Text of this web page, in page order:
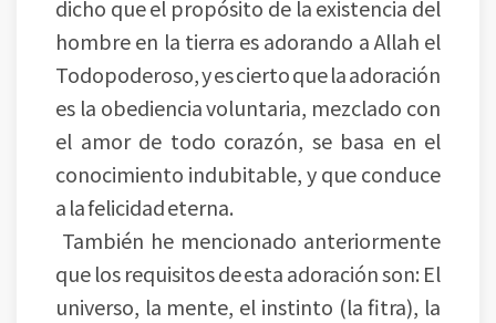
dicho que el propósito de la existencia del
hombre en la tierra es adorando a Allah el
Todopoderoso, y es cierto que la adoración
es la obediencia voluntaria, mezclado con
el amor de todo corazón, se basa en el
conocimiento indubitable, y que conduce
a la felicidad eterna.
También he mencionado anteriormente
que los requisitos de esta adoración son: El
universo, la mente, el instinto (la fitra), la